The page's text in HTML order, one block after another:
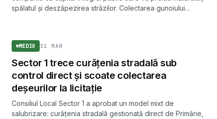
spălatul și deszăpezirea străzilor. Colectarea gunoiului
MEDIU 31 MAR
Sector 1 trece curățenia stradală sub
control direct și scoate colectarea
deșeurilor la licitație
Consiliul Local Sector 1 a aprobat un model mixt de
salubrizare: curățenia stradală gestionată direct de Primărie,